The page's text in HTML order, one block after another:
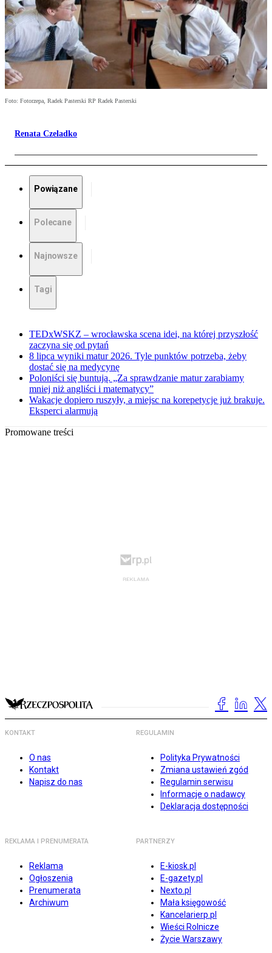
Foto: Fotorzepa, Radek Pasterski RP Radek Pasterski
Renata Czeladko
Powiązane
Polecane
Najnowsze
Tagi
TEDxWSKZ – wrocławska scena idei, na której przyszłość
zaczyna się od pytań
8 lipca wyniki matur 2026. Tyle punktów potrzeba, żeby
dostać się na medycynę
Poloniści się buntują. „Za sprawdzanie matur zarabiamy
mniej niż angliści i matematycy”
Wakacje dopiero ruszyły, a miejsc na korepetycje już brakuje.
Eksperci alarmują
Promowane treści
KONTAKT
O nas
Kontakt
Napisz do nas
REGULAMIN
Polityka Prywatności
Zmiana ustawień zgód
Regulamin serwisu
Informacje o nadawcy
Deklaracja dostępności
REKLAMA I PRENUMERATA
Reklama
Ogłoszenia
Prenumerata
Archiwum
PARTNERZY
E-kiosk.pl
E-gazety.pl
Nexto.pl
Mała księgowość
Kancelarierp.pl
Wieści Rolnicze
Życie Warszawy